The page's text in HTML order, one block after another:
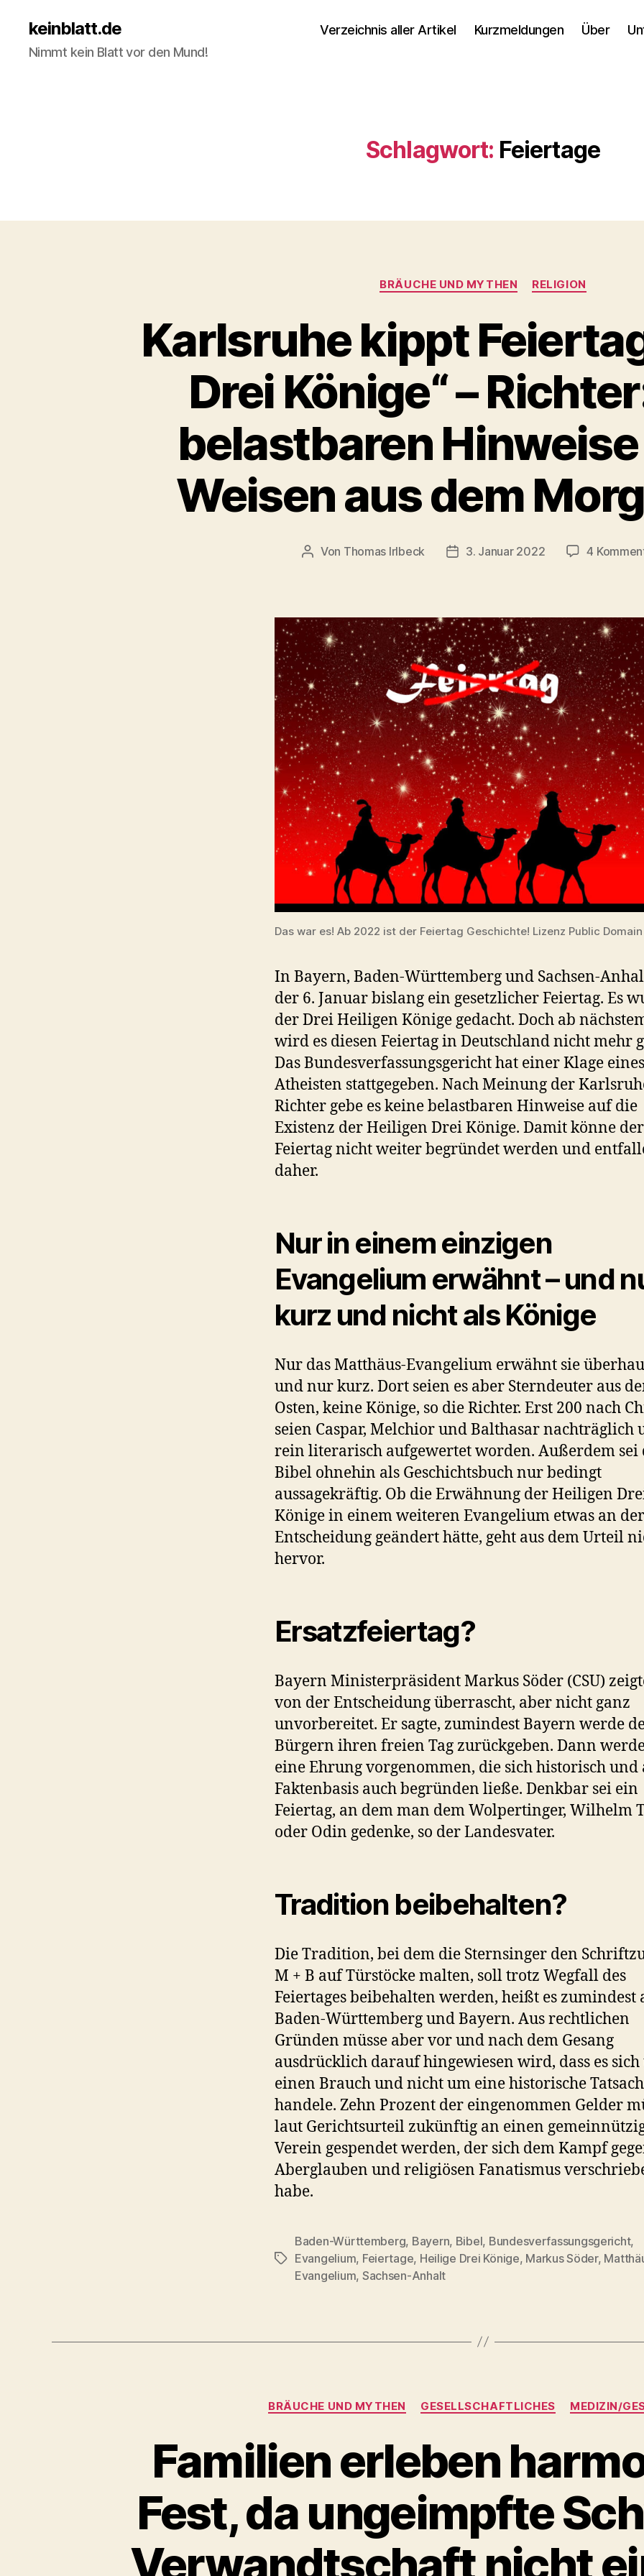
keinblatt.de
Nimmt kein Blatt vor den Mund!
Verzeichnis aller Artikel Kurzmeldungen Über
Schlagwort: Feiertage
Kategorien
BRÄUCHE UND MYTHEN RELIGION
Karlsruhe kippt
Drei Könige“ –
belastbaren
Weisen aus dem
Beitragsautor
Von Thomas Irlbeck Veröffentlichungsdatum
3. Januar 2022 4
Das war es! Ab 2022 ist der Feiertag Geschichte! Lizenz Public Domain
In Bayern, Baden-Württemberg und Sachsen-
der 6. Januar bislang ein gesetzlicher Feiertag. Es
der Drei Heiligen Könige gedacht. Doch ab
wird es diesen Feiertag in Deutschland nicht mehr
Das Bundesverfassungsgericht hat einer Klage eines
Atheisten stattgegeben. Nach Meinung der
Richter gebe es keine belastbaren Hinweise auf die
Existenz der Heiligen Drei Könige. Damit könne der
Feiertag nicht weiter begründet werden und
daher.
Nur in einem einzigen
Evangelium erwähnt – und
kurz und nicht als Könige
Nur das Matthäus-Evangelium erwähnt sie
und nur kurz. Dort seien es aber Sterndeuter aus
Osten, keine Könige, so die Richter. Erst 200 nach
seien Caspar, Melchior und Balthasar nachträglich
rein literarisch aufgewertet worden. Außerdem sei
Bibel ohnehin als Geschichtsbuch nur bedingt
aussagekräftig. Ob die Erwähnung der Heiligen
Könige in einem weiteren Evangelium etwas an der
Entscheidung geändert hätte, geht aus dem Urteil
hervor.
Ersatzfeiertag?
Bayern Ministerpräsident Markus Söder (CSU)
von der Entscheidung überrascht, aber nicht ganz
unvorbereitet. Er sagte, zumindest Bayern werde
Bürgern ihren freien Tag zurückgeben. Dann
eine Ehrung vorgenommen, die sich historisch und
Faktenbasis auch begründen ließe. Denkbar sei ein
Feiertag, an dem man dem Wolpertinger, Wilhelm
oder Odin gedenke, so der Landesvater.
Tradition beibehalten?
Die Tradition, bei dem die Sternsinger den
M + B auf Türstöcke malten, soll trotz Wegfall des
Feiertages beibehalten werden, heißt es zumindest
Baden-Württemberg und Bayern. Aus rechtlichen
Gründen müsse aber vor und nach dem Gesang
ausdrücklich darauf hingewiesen wird, dass es
einen Brauch und nicht um eine historische
handele. Zehn Prozent der eingenommen Gelder
laut Gerichtsurteil zukünftig an einen
Verein gespendet werden, der sich dem Kampf
Aberglauben und religiösen Fanatismus
habe.
Schlagwörter
Baden-Württemberg, Bayern, Bibel, Bundesverfassungsgericht,
Evangelium, Feiertage, Heilige Drei Könige, Markus Söder,
Evangelium, Sachsen-Anhalt
Kategorien
BRÄUCHE UND MYTHEN GESELLSCHAFTLICHES MEDIZIN/
Familien erleben
Fest, da ungeimpfte
Verwandtschaft nicht